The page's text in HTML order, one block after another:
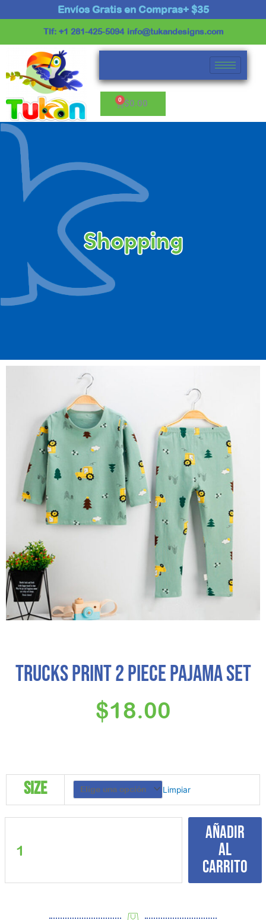
al
Envíos Gratis en Compras+ $35
Tlf: +1 281-425-5094 info@tukandesigns.com
$0.00
Cart
Shopping
Trucks Print 2 piece Pajama set
$18.00
Size Limpiar
Trucks
2
piece
cantidad
Añadir
al
carrito